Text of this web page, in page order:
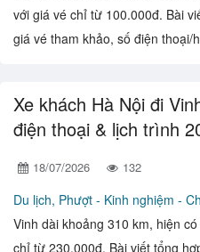
với giá vé chỉ từ 100.000đ. Bài
giá vé tham khảo, số điện thoại/
Xe khách Hà Nội đi
điện thoại & lịch trình
18/07/2026 132
Du lịch, Phượt - Kinh nghiệm -
Vinh dài khoảng 310 km, hiện
chỉ từ 230.000đ. Bài viết tổng